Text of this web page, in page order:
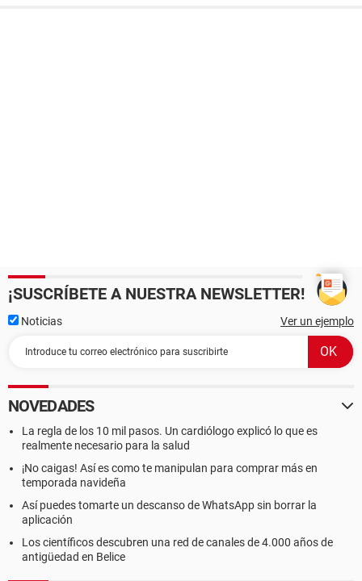
¡SUSCRÍBETE A NUESTRA NEWSLETTER!
Noticias Ver un ejemplo
NOVEDADES
La regla de los 10 mil pasos. Un cardiólogo explicó lo que es
realmente necesario para la salud
¡No caigas! Así es como te manipulan para comprar más en
temporada navideña
Así puedes tomarte un descanso de WhatsApp sin borrar la
aplicación
Los científicos descubren una red de canales de 4.000 años de
antigüedad en Belice